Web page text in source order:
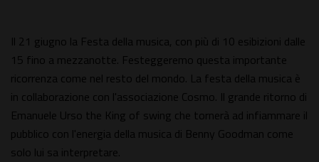
Il 21 giugno la Festa della musica, con più di 10 esibizioni dalle
15 fino a mezzanotte. Festeggeremo questa importante
ricorrenza come nel resto del mondo. La festa della musica è
in collaborazione con l'associazione Cosmo. Il grande ritorno di
Emanuele Urso the King of swing che tornerà ad infiammare il
pubblico con l'energia della musica di Benny Goodman come
solo lui sa interpretare.